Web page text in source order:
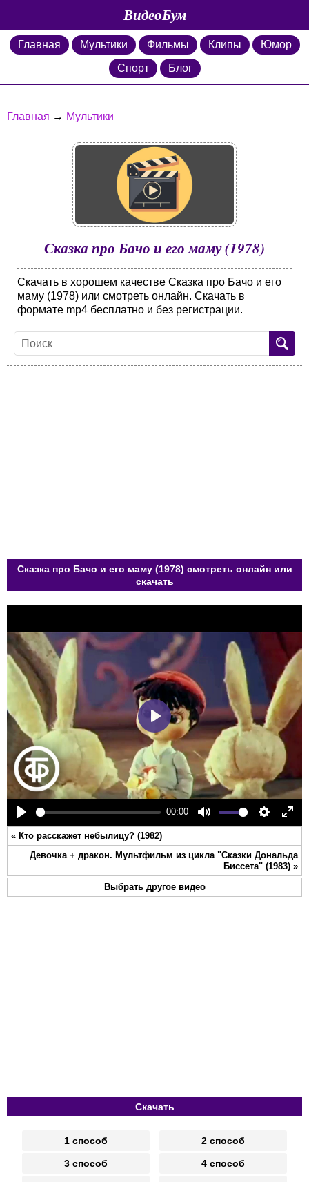
ВидеоБум
Главная Мультики Фильмы Клипы
Юмор
Спорт
Блог
Главная → Мультики
Сказка про Бачо и его маму (1978)
Скачать в хорошем качестве Сказка про Бачо и его
маму (1978) или смотреть онлайн. Скачать в
формате mp4 бесплатно и без регистрации.
Сказка про Бачо и его маму (1978) смотреть онлайн или
скачать
Play
00:00
Mute Settings
Play
« Кто расскажет небылицу? (1982)
Девочка + дракон. Мультфильм из цикла "Сказки Дональда
Биссета" (1983) »
Выбрать другое видео
Скачать
1 способ 2 способ
3 способ 4 способ